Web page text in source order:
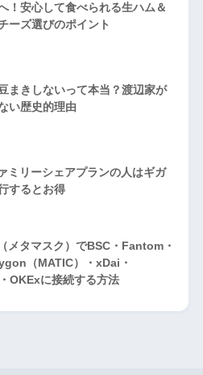
！安心して食べられる生ハム＆
ーズ選びのポイント
まきしないって本当？渡辺家が
い歴史的理由
ミリーシェアプランの人はギガ
するとお得
メタマスク）でBSC・Fantom・
（MATIC）・xDai・
OKExに接続する方法